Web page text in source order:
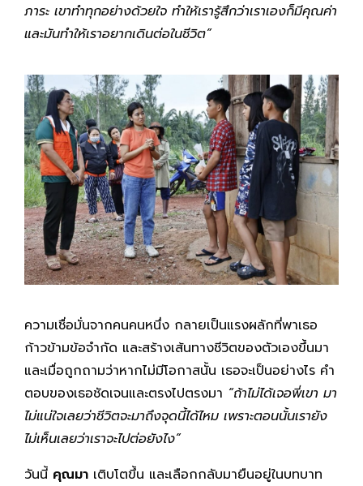
ภาระ เขาทำทุกอย่างด้วยใจ ทำให้เรารู้สึกว่าเราเองก็มีคุณค่า
และมันทำให้เราอยากเดินต่อในชีวิต”
ความเชื่อมั่นจากคนคนหนึ่ง กลายเป็นแรงผลักที่พาเธอ
ก้าวข้ามข้อจำกัด และสร้างเส้นทางชีวิตของตัวเองขึ้นมา
และเมื่อถูกถามว่าหากไม่มีโอกาสนั้น เธอจะเป็นอย่างไร คำ
ตอบของเธอชัดเจนและตรงไปตรงมา “ถ้าไม่ได้เจอพี่เขา มา
ไม่แน่ใจเลยว่าชีวิตจะมาถึงจุดนี้ได้ไหม เพราะตอนนั้นเรายัง
ไม่เห็นเลยว่าเราจะไปต่อยังไง”
วันนี้ คุณมา เติบโตขึ้น และเลือกกลับมายืนอยู่ในบทบาท